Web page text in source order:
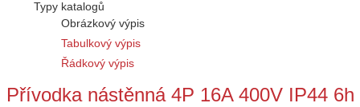
Typy katalogů
Obrázkový výpis
Tabulkový výpis
Řádkový výpis
Přívodka nástěnná 4P 16A 400V IP44